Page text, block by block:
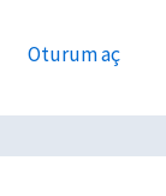
Oturum aç